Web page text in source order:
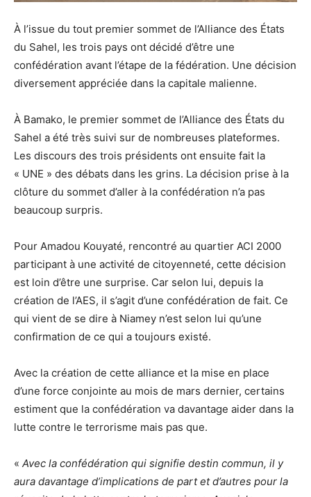
À l’issue du tout premier sommet de l’Alliance des États
du Sahel, les trois pays ont décidé d’être une
confédération avant l’étape de la fédération. Une décision
diversement appréciée dans la capitale malienne.
À Bamako, le premier sommet de l’Alliance des États du
Sahel a été très suivi sur de nombreuses plateformes.
Les discours des trois présidents ont ensuite fait la
« UNE » des débats dans les grins. La décision prise à la
clôture du sommet d’aller à la confédération n’a pas
beaucoup surpris.
Pour Amadou Kouyaté, rencontré au quartier ACI 2000
participant à une activité de citoyenneté, cette décision
est loin d’être une surprise. Car selon lui, depuis la
création de l’AES, il s’agit d’une confédération de fait. Ce
qui vient de se dire à Niamey n’est selon lui qu’une
confirmation de ce qui a toujours existé.
Avec la création de cette alliance et la mise en place
d’une force conjointe au mois de mars dernier, certains
estiment que la confédération va davantage aider dans la
lutte contre le terrorisme mais pas que.
« Avec la confédération qui signifie destin commun, il y
aura davantage d’implications de part et d’autres pour la